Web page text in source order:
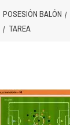
POSESIÓN BALÓN
TAREA